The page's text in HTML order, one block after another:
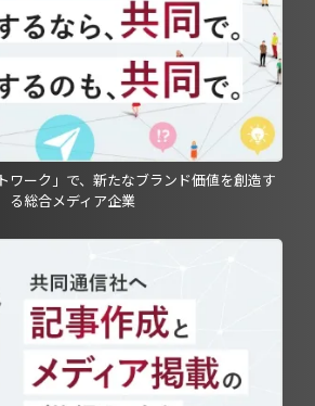
ワーク」で、新たなブランド価値を創造す
る総合メディア企業